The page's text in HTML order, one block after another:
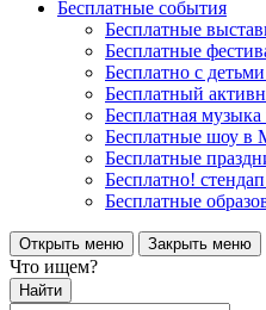
Бесплатные события
Бесплатные
Бесплатные
Бесплатно с
Бесплатный
Бесплатная
Бесплатные шоу в
Бесплатные
Бесплатно!
Бесплатные
Открыть меню Закрыть меню
Что ищем?
Найти